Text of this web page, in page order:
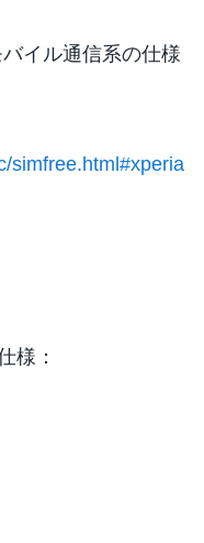
イル通信系の仕様
simfree.html#xperia
様：